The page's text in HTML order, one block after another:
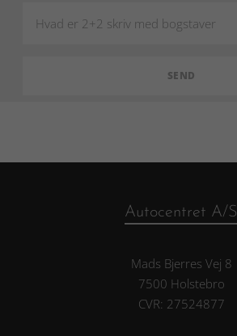
Autocentret A/S
Mads Bjerres Vej 8
7500 Holstebro
CVR: 27524877